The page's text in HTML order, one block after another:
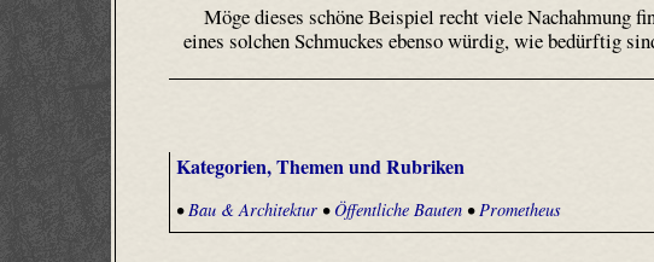
Möge dieses schöne Beispiel recht viele Nachahmung
eines solchen Schmuckes ebenso würdig, wie bedürftig
Kategorien, Themen und Rubriken
• Bau & Architektur •Öffentliche Bauten • Prometheus